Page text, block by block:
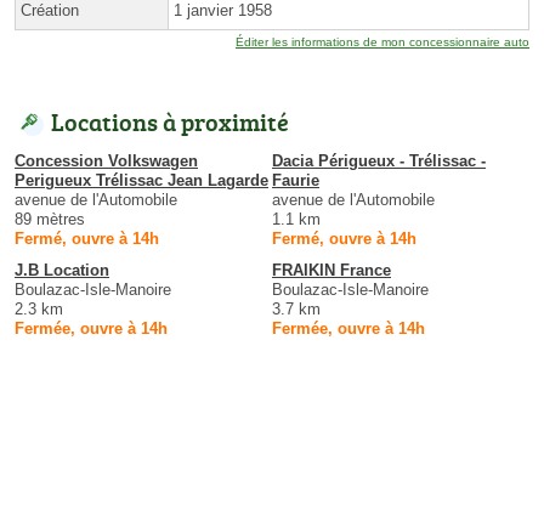
Création 1 janvier 1958
Éditer les informations de mon concessionnaire auto
Locations à proximité
Concession Volkswagen
Perigueux Trélissac Jean Lagarde
avenue de l'Automobile
89 mètres
Fermé, ouvre à 14h
Dacia Périgueux - Trélissac -
Faurie
avenue de l'Automobile
1.1 km
Fermé, ouvre à 14h
J.B Location
Boulazac-Isle-Manoire
2.3 km
Fermée, ouvre à 14h
FRAIKIN France
Boulazac-Isle-Manoire
3.7 km
Fermée, ouvre à 14h